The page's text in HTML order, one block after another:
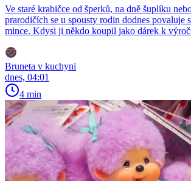
Ve staré krabičce od šperků, na dně šuplíku
prarodičích se u spousty rodin dodnes povaluje
mince. Kdysi ji někdo koupil jako dárek k
Bruneta v kuchyni
dnes, 04:01
4 min